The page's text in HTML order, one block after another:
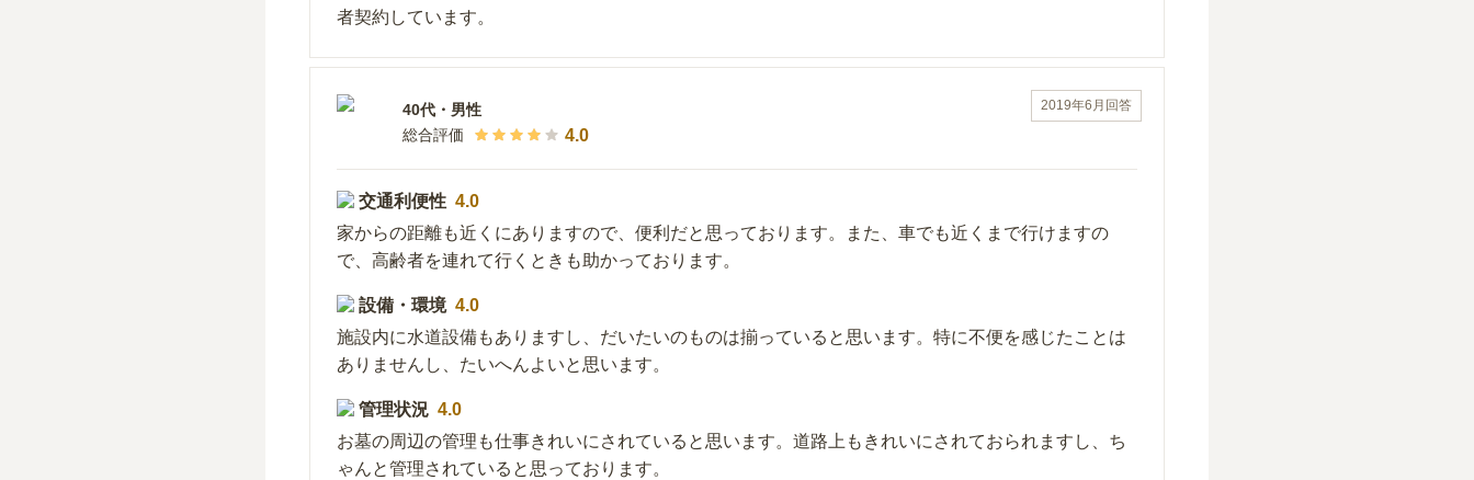
者契約しています。
2019年6月 回答
40代 ・ 男性
総合評価
4.0
交通利便性 4.0
家からの距離も近くにありますので、便利だと思っております。また、車でも近くまで行けますの
で、高齢者を連れて行くときも助かっております。
設備・環境 4.0
施設内に水道設備もありますし、だいたいのものは揃っていると思います。特に不便を感じたことは
ありませんし、たいへんよいと思います。
管理状況 4.0
お墓の周辺の管理も仕事きれいにされていると思います。道路上もきれいにされておられますし、ち
ゃんと管理されていると思っております。